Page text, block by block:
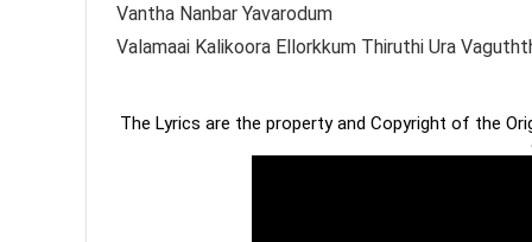
Vantha Nanbar Yavarodum
Valamaai Kalikoora Ellorkkum Thiruthi Ura
The Lyrics are the property and Copyright of the